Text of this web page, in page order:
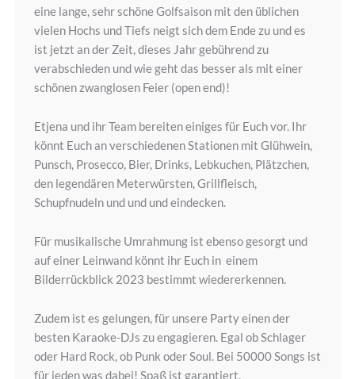
eine lange, sehr schöne Golfsaison mit den üblichen
vielen Hochs und Tiefs neigt sich dem Ende zu und es
ist jetzt an der Zeit, dieses Jahr gebührend zu
verabschieden und wie geht das besser als mit einer
schönen zwanglosen Feier (open end)!
Etjena und ihr Team bereiten einiges für Euch vor. Ihr
könnt Euch an verschiedenen Stationen mit Glühwein,
Punsch, Prosecco, Bier, Drinks, Lebkuchen, Plätzchen,
den legendären Meterwürsten, Grillfleisch,
Schupfnudeln und und und eindecken.
Für musikalische Umrahmung ist ebenso gesorgt und
auf einer Leinwand könnt ihr Euch in einem
Bilderrückblick 2023 bestimmt wiedererkennen.
Zudem ist es gelungen, für unsere Party einen der
besten Karaoke-DJs zu engagieren. Egal ob Schlager
oder Hard Rock, ob Punk oder Soul. Bei 50000 Songs ist
für jeden was dabei! Spaß ist garantiert.